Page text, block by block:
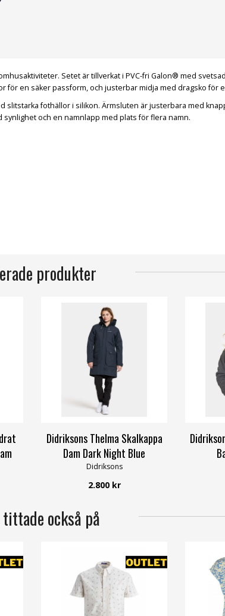
Setet är tillverkat i PVC-fri Galon® med
för en säker passform, och justerbar midja med dragsko för
fothällor i silikon. Ärmsluten är justerbara med
och en namnlapp med plats för flera namn.
produkter
Didriksons Thelma Skalkappa
Dam Dark Night Blue
Didriksons
2.800 kr
också på